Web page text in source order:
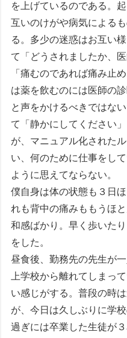
を上げているのである。
互いのけがや病気による
る。多少の迷惑はお互い
て「どうされましたか、
「痛むのであれば痛み止
は薬を飲むのには医師の
と声をかけるべきではな
て「静かにしてください
が、マニュアル化された
い、何のために仕事をし
ように思えてならない。
僕自身は体の状態も３日
れも背中の痛みももうほ
和感ばかり。早く歩いた
をした。
昼食後、勤務先の先生が
上学校から離れてしまっ
い感じがする。普段の時
が、今日は久しぶりに学
過ぎには卒業した生徒が